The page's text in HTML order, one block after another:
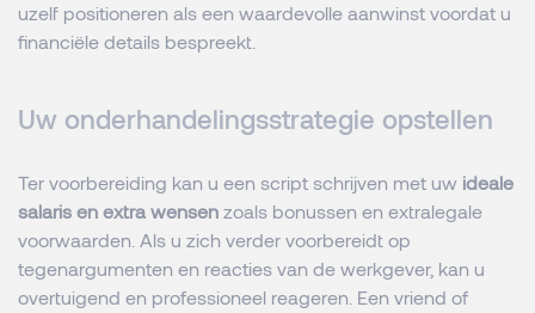
uzelf positioneren als een waardevolle aanwinst voordat u
financiële details bespreekt.
Uw onderhandelingsstrategie opstellen
Ter voorbereiding kan u een script schrijven met uw ideale
salaris en extra wensen zoals bonussen en extralegale
voorwaarden. Als u zich verder voorbereidt op
tegenargumenten en reacties van de werkgever, kan u
overtuigend en professioneel reageren. Een vriend of